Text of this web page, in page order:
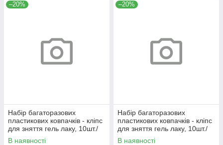
–20%
Набір багаторазових
пластикових ковпачків - кліпс
для зняття гель лаку, 10шт./
уп. Фіолетовий
В наявності
–20%
Набір багаторазових
пластикових ковпачків - кліпс
для зняття гель лаку, 10шт./
уп. Помаранчевий
В наявності